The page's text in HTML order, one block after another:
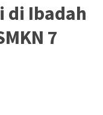
di Ibadah
7